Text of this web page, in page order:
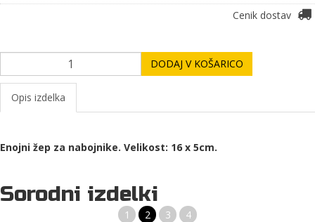
Cenik dostav
DODAJ V KOŠARICO
Opis izdelka
Enojni žep za nabojnike. Velikost: 16 x 5cm.
Sorodni izdelki
1 2 3 4